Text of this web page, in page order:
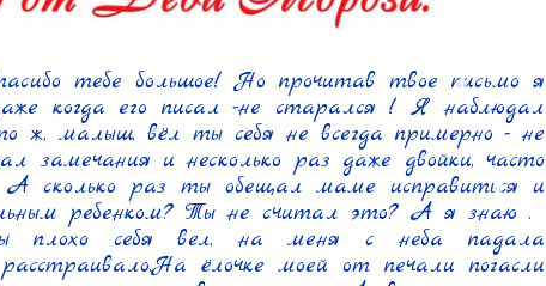
тебе большое! Но прочитав твое письмо я
когда его писал -не старался ! Я наблюдал
ж, малыш, вёл ты себя не всегда примерно - не
замечания и несколько раз даже двойки, часто
А сколько раз ты обещал маме исправиться и
ребенком? Ты не считал это? А я знаю .
плохо себя вел, на меня с неба падала
ёлочке моей от печали погасли